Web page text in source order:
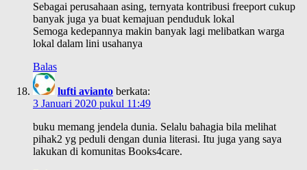
Sebagai perusahaan asing, ternyata kontribusi freeport cukup
banyak juga ya buat kemajuan penduduk lokal
Semoga kedepannya makin banyak lagi melibatkan warga
lokal dalam lini usahanya
Balas
lufti avianto berkata:
3 Januari 2020 pukul 11:49
buku memang jendela dunia. Selalu bahagia bila melihat
pihak2 yg peduli dengan dunia literasi. Itu juga yang saya
lakukan di komunitas Books4care.